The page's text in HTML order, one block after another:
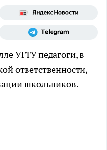
УГТУ педагоги, в
ответственности,
школьников.